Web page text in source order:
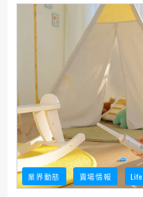
業界動態 賣場情報